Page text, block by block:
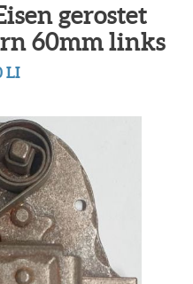
gerostet
60mm links
LI